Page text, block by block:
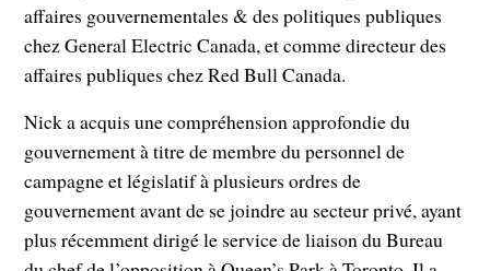
affaires gouvernementales & des politiques publiques
chez General Electric Canada, et comme directeur des
affaires publiques chez Red Bull Canada.
Nick a acquis une compréhension approfondie du
gouvernement à titre de membre du personnel de
campagne et législatif à plusieurs ordres de
gouvernement avant de se joindre au secteur privé, ayant
plus récemment dirigé le service de liaison du Bureau